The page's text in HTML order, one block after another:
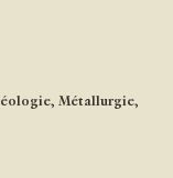
, Métallurgie,